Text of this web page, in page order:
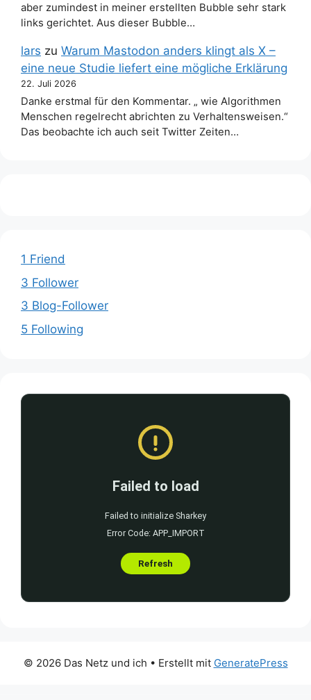
aber zumindest in meiner erstellten Bubble sehr stark
links gerichtet. Aus dieser Bubble…
lars zu Warum Mastodon anders klingt als X –
eine neue Studie liefert eine mögliche Erklärung
22. Juli 2026
Danke erstmal für den Kommentar. „ wie Algorithmen
Menschen regelrecht abrichten zu Verhaltensweisen.“
Das beobachte ich auch seit Twitter Zeiten…
1 Friend
3 Follower
3 Blog-Follower
5 Following
© 2026 Das Netz und ich • Erstellt mit GeneratePress